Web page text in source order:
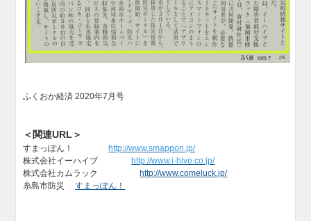
ふくおか経済 2020年7月号
＜関連URL＞
すまっぽん！
http://www.smappon.jp/
株式会社イーハイブ
http://www.i-hive.co.jp/
株式会社カムラック
http://www.comeluck.jp/
糸島市防災すまっぽん！